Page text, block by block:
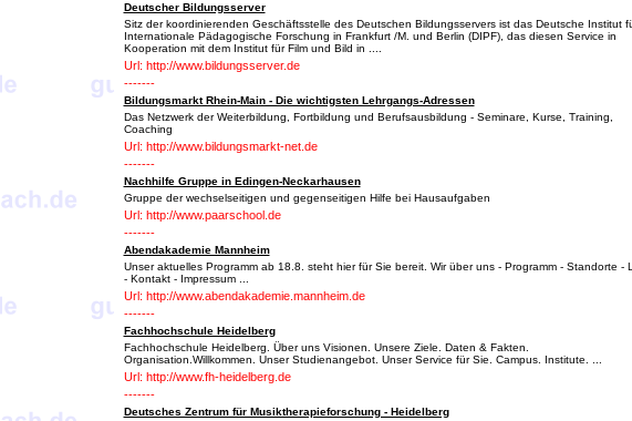
Deutscher Bildungsserver
Sitz der koordinierenden Geschäftsstelle des Deutschen Bildungsservers ist das Deutsche Institut
Internationale Pädagogische Forschung in Frankfurt /M. und Berlin (DIPF), das diesen Service in
Kooperation mit dem Institut für Film und Bild in ....
Url: http://www.bildungsserver.de
-------
Bildungsmarkt Rhein-Main - Die wichtigsten Lehrgangs-Adressen
Das Netzwerk der Weiterbildung, Fortbildung und Berufsausbildung - Seminare, Kurse, Training,
Coaching
Url: http://www.bildungsmarkt-net.de
-------
Nachhilfe Gruppe in Edingen-Neckarhausen
Gruppe der wechselseitigen und gegenseitigen Hilfe bei Hausaufgaben
Url: http://www.paarschool.de
-------
Abendakademie Mannheim
Unser aktuelles Programm ab 18.8. steht hier für Sie bereit. Wir über uns - Programm - Standorte -
- Kontakt - Impressum ...
Url: http://www.abendakademie.mannheim.de
-------
Fachhochschule Heidelberg
Fachhochschule Heidelberg. Über uns Visionen. Unsere Ziele. Daten & Fakten.
Organisation.Willkommen. Unser Studienangebot. Unser Service für Sie. Campus. Institute. ...
Url: http://www.fh-heidelberg.de
-------
Deutsches Zentrum für Musiktherapieforschung - Heidelberg